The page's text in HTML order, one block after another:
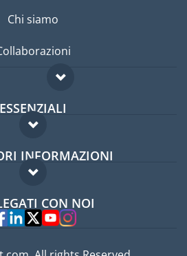
Chi siamo
ESSENZIALI
per expat
per expat
INFORMAZIONI
frequenti
EspertiCON NOI